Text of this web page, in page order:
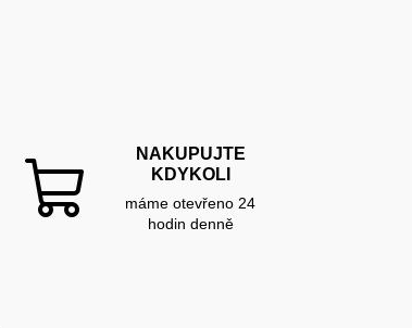
NAKUPUJTE
KDYKOLI
máme otevřeno 24
hodin denně